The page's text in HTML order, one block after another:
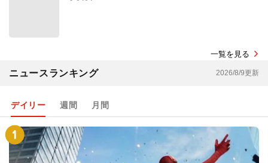
一覧を見る
ニュースランキング 2026/8/9更新
デイリー 週間 月間